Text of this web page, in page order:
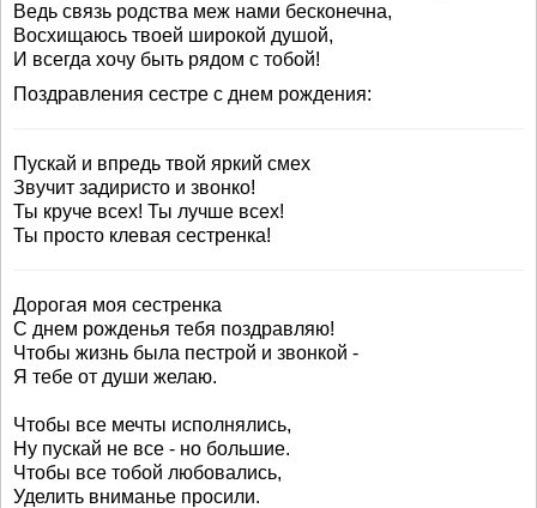
Ведь связь родства меж нами бесконечна,
Восхищаюсь твоей широкой душой,
И всегда хочу быть рядом с тобой!
Поздравления сестре с днем рождения:
Пускай и впредь твой яркий смех
Звучит задиристо и звонко!
Ты круче всех! Ты лучше всех!
Ты просто клевая сестренка!
Дорогая моя сестренка
С днем рожденья тебя поздравляю!
Чтобы жизнь была пестрой и звонкой -
Я тебе от души желаю.
Чтобы все мечты исполнялись,
Ну пускай не все - но большие.
Чтобы все тобой любовались,
Уделить вниманье просили.